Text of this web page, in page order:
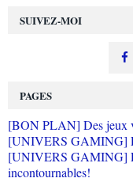
SUIVEZ-MOI
PAGES
[BON PLAN] Des jeux
[UNIVERS GAMING]
[UNIVERS GAMING]
incontournables!